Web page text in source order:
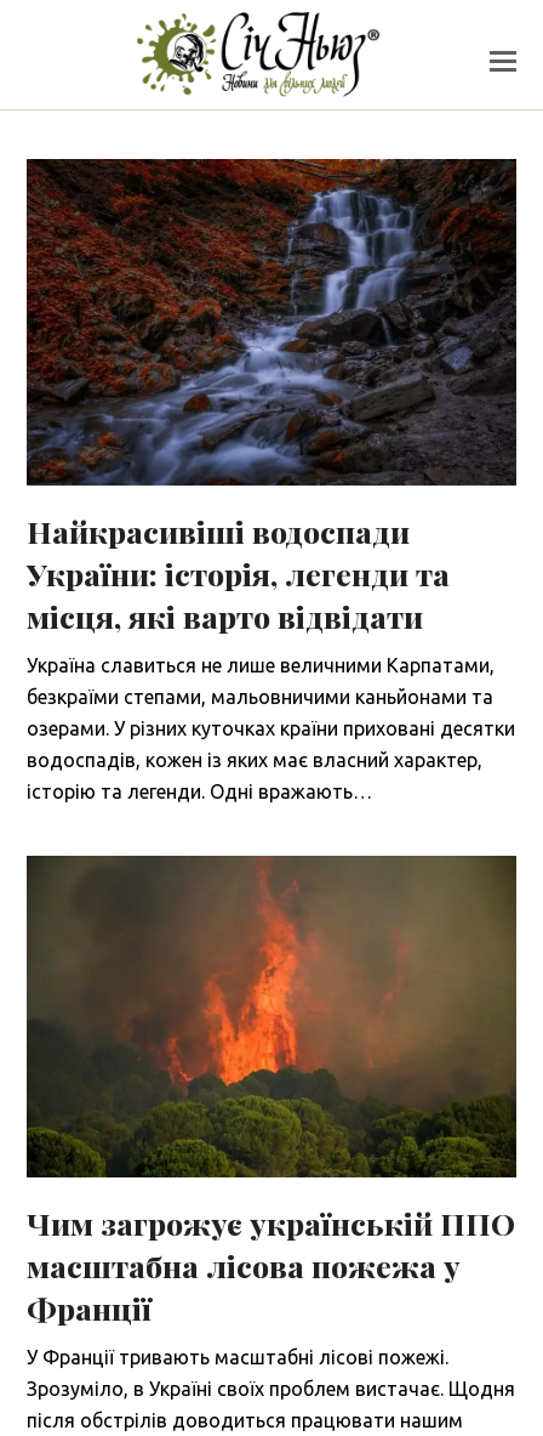
Найкрасивіші водоспади
України: історія, легенди та
місця, які варто відвідати
Україна славиться не лише величними Карпатами,
безкраїми степами, мальовничими каньйонами та
озерами. У різних куточках країни приховані десятки
водоспадів, кожен із яких має власний характер,
історію та легенди. Одні вражають…
Чим загрожує українській ППО
масштабна лісова пожежа у
Франції
У Франції тривають масштабні лісові пожежі.
Зрозуміло, в Україні своїх проблем вистачає. Щодня
після обстрілів доводиться працювати нашим